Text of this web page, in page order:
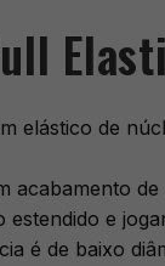
elástico de
acabamento
estendido e
é de baixo